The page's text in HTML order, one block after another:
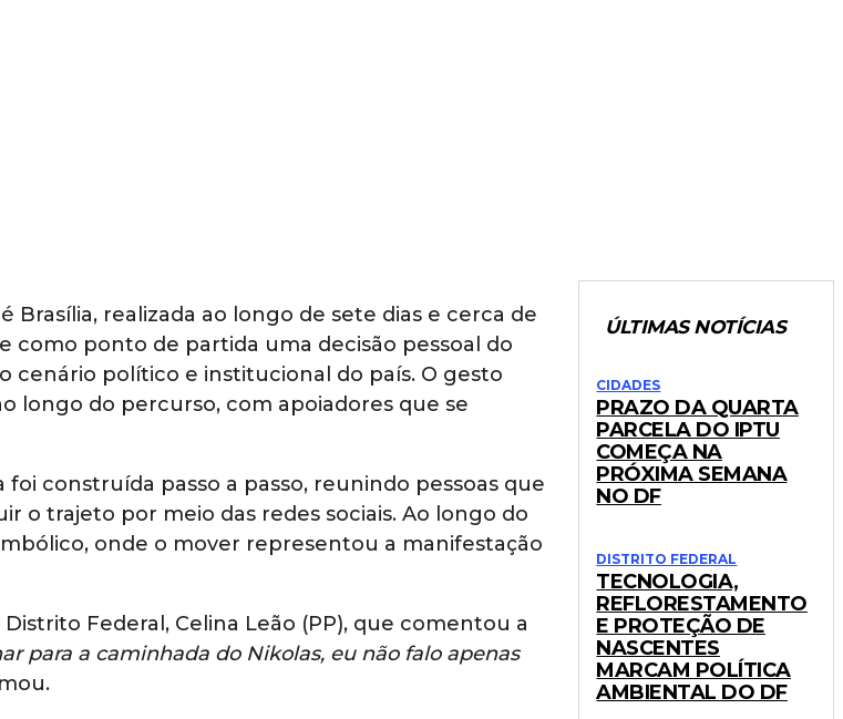
realizada ao longo de sete dias e cerca de
como ponto de partida uma decisão pessoal do
cenário político e institucional do país. O gesto
longo do percurso, com apoiadores que se
construída passo a passo, reunindo pessoas que
o trajeto por meio das redes sociais. Ao longo do
onde o mover representou a manifestação
Federal, Celina Leão (PP), que comentou a
para a caminhada do Nikolas, eu não falo apenas
ÚLTIMAS NOTÍCIAS
CIDADES
PRAZO DA QUARTA
PARCELA DO IPTU
COMEÇA NA
PRÓXIMA SEMANA
NO DF
DISTRITO FEDERAL
TECNOLOGIA,
REFLORESTAMENTO
E PROTEÇÃO DE
NASCENTES
MARCAM POLÍTICA
AMBIENTAL DO DF